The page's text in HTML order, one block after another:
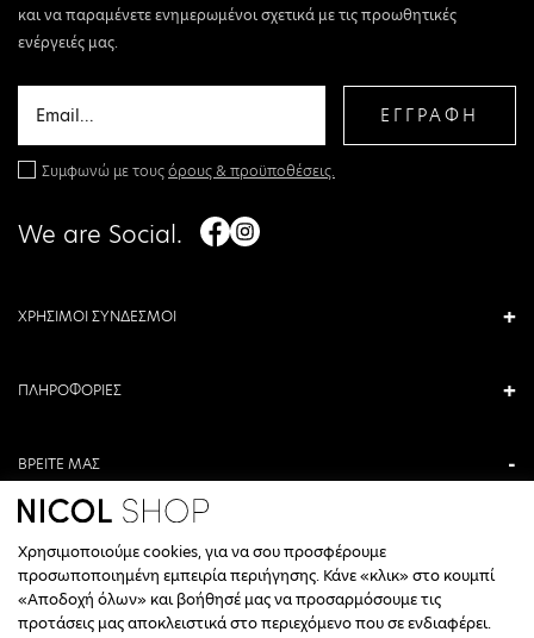
και να παραμένετε ενημερωμένοι σχετικά με τις προωθητικές
ενέργειές μας.
ΕΓΓΡΑΦΗ
Συμφωνώ με τουςόρους & προϋποθέσεις.
We are Social.
ΧΡΗΣΙΜΟΙ ΣΥΝΔΕΣΜΟΙ
ΠΛΗΡΟΦΟΡΙΕΣ
ΒΡΕΙΤΕ ΜΑΣ
ΑΝΤΩΝΙΟΥ ΚΑΜΑΡΑ 3, ΒΕΡΟΙΑ, ΕΛΛΑΔΑ
+30 23310 76336
ΩΡΑΡΙΟ ΤΗΛΕΦΩΝΙΚΟΥ ΚΕΝΤΡΟΥ
Χρησιμοποιούμε cookies, για να σου προσφέρουμε
προσωποποιημένη εμπειρία περιήγησης. Κάνε «κλικ» στο κουμπί
«Αποδοχή όλων» και βοήθησέ μας να προσαρμόσουμε τις
προτάσεις μας αποκλειστικά στο περιεχόμενο που σε ενδιαφέρει.